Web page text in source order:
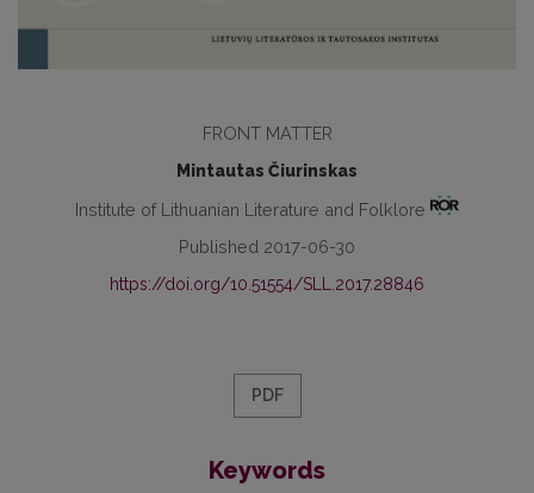
FRONT MATTER
Mintautas Čiurinskas
Institute of Lithuanian Literature and Folklore
Published 2017-06-30
https://doi.org/10.51554/SLL.2017.28846
PDF
Keywords